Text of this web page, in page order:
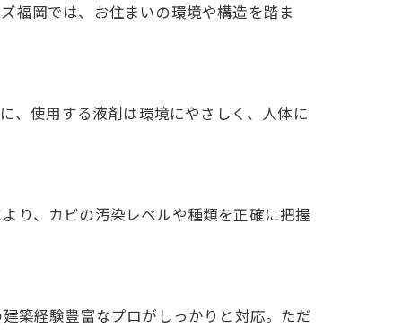
福岡では、お住まいの環境や構造を踏ま
、使用する液剤は環境にやさしく、人体に
り、カビの汚染レベルや種類を正確に把握
築経験豊富なプロがしっかりと対応。ただ